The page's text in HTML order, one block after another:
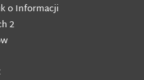
o Informacji
2